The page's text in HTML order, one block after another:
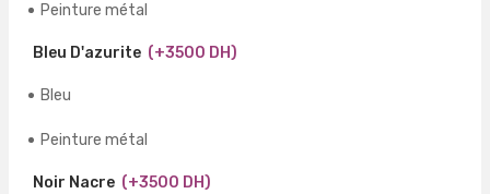
Peinture métal
Bleu D'azurite (+3500 DH)
Bleu
Peinture métal
Noir Nacre (+3500 DH)